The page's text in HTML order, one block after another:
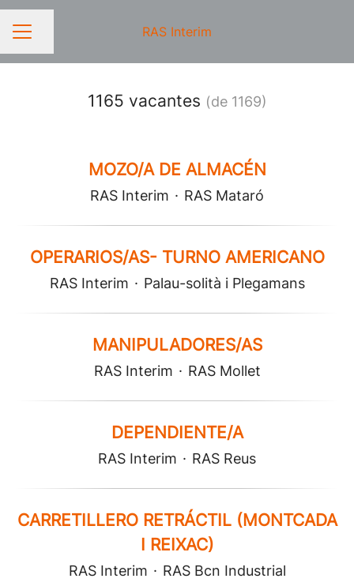
MENÚ DE EMPLEO RAS Interim
Compartir página
1165 vacantes (de 1169)
MOZO/A DE ALMACÉN
RAS Interim · RAS Mataró
OPERARIOS/AS- TURNO AMERICANO
RAS Interim · Palau-solità i Plegamans
MANIPULADORES/AS
RAS Interim · RAS Mollet
DEPENDIENTE/A
RAS Interim · RAS Reus
CARRETILLERO RETRÁCTIL (MONTCADA
I REIXAC)
RAS Interim · RAS Bcn Industrial